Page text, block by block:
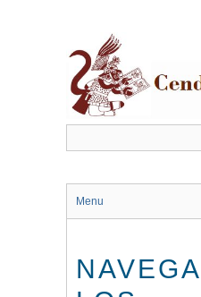
Menu